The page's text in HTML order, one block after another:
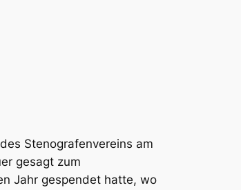
Stenografenvereins am
gesagt zum
Jahr gespendet hatte, wo